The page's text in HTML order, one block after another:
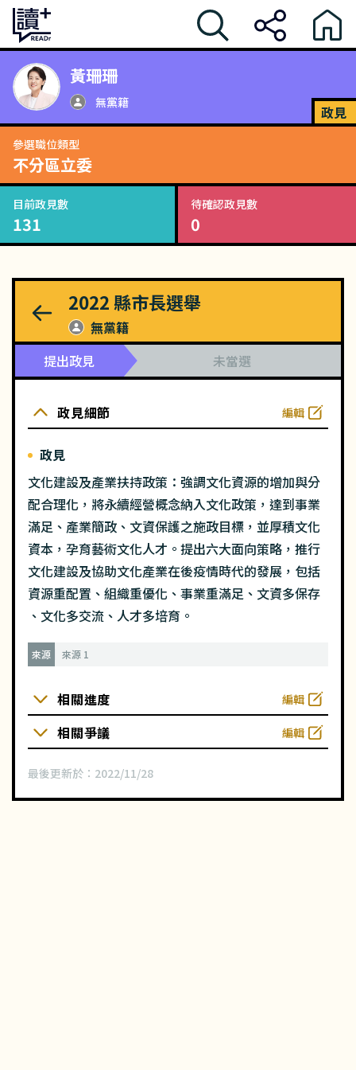
黃珊珊
無黨籍
政見
參選職位類型
不分區立委
目前政見數
131
待確認政見數
0
2022 縣市長選舉
無黨籍
提出政見
未當選
政見細節 編輯
政見
文化建設及產業扶持政策：強調文化資源的增加與分
配合理化，將永續經營概念納入文化政策，達到事業
滿足、產業簡政、文資保護之施政目標，並厚積文化
資本，孕育藝術文化人才。提出六大面向策略，推行
文化建設及協助文化產業在後疫情時代的發展，包括
資源重配置、組織重優化、事業重滿足、文資多保存
、文化多交流、人才多培育。
來源 來源 1
相關進度 編輯
相關爭議 編輯
最後更新於： 2022/11/28